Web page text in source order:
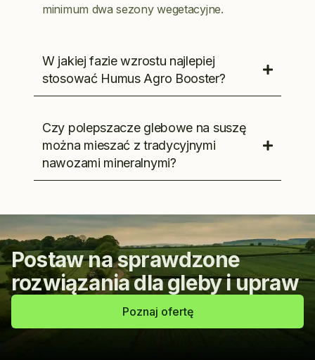
minimum dwa sezony wegetacyjne.
W jakiej fazie wzrostu najlepiej
stosować Humus Agro Booster?
Czy polepszacze glebowe na suszę
można mieszać z tradycyjnymi
nawozami mineralnymi?
Postaw na sprawdzone
rozwiązania dla gleby i upraw
Poznaj ofertę